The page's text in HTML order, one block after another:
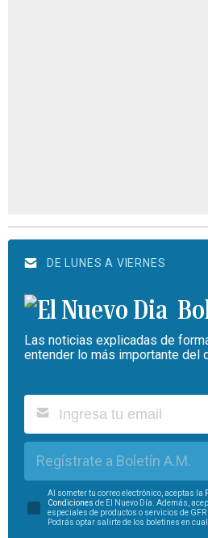
DE LUNES A VIERNES
Las noticias explicadas de
entender lo más importante del
Regístrate a Boletín A.M.
Al someter tu correo electrónico, aceptas la
Condiciones de El Nuevo Día. Además,
especiales de productos o servicios de
Podrás optar salirte de los boletines en